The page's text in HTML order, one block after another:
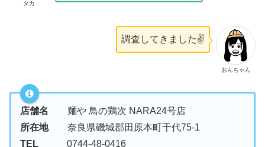
タカ
おんちゃん
調査してきました✌️
店舗名 麺や 鳥の鶏次 NARA24号店
所在地 奈良県磯城郡田原本町千代75-1
TEL 0744-48-0416